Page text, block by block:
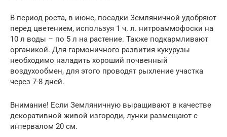
В период роста, в июне, посадки Земляничной удобряют
перед цветением, используя 1 ч. л. нитроаммофоски на
10 л воды – по 5 л на растение. Также подкармливают
органикой. Для гармоничного развития кукурузы
необходимо наладить хороший почвенный
воздухообмен, для этого проводят рыхление участка
через 7-8 дней.
Внимание! Если Земляничную выращивают в качестве
декоративной живой изгороди, лунки размещают с
интервалом 20 см.